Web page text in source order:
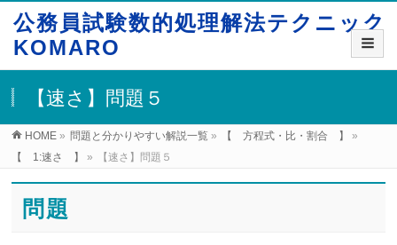
公務員試験数的処理解法テクニック
KOMARO
【速さ】問題５
HOME » 問題と分かりやすい解説一覧 » 【 方程式・比・割合 】
»
【 1:速さ 】
» 【速さ】問題５
問題